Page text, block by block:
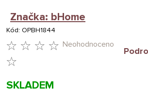
HODNOCENÍ
Neohodnoceno
Kód: OPBH1844
Značka: bHome
SKLADEM